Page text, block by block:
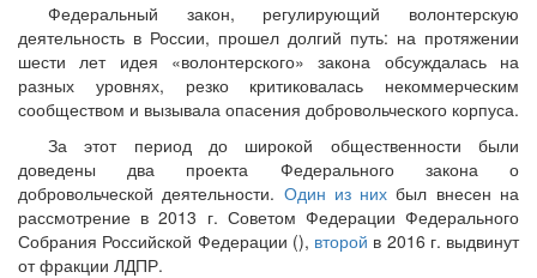
Федеральный закон, регулирующий волонтерскую
деятельность в России, прошел долгий путь: на протяжении
шести лет идея «волонтерского» закона обсуждалась на
разных уровнях, резко критиковалась некоммерческим
сообществом и вызывала опасения добровольческого корпуса.
За этот период до широкой общественности были
доведены два проекта Федерального закона о
добровольческой деятельности. Один из них был внесен на
рассмотрение в 2013 г. Советом Федерации Федерального
Собрания Российской Федерации (), второй в 2016 г. выдвинут
от фракции ЛДПР.